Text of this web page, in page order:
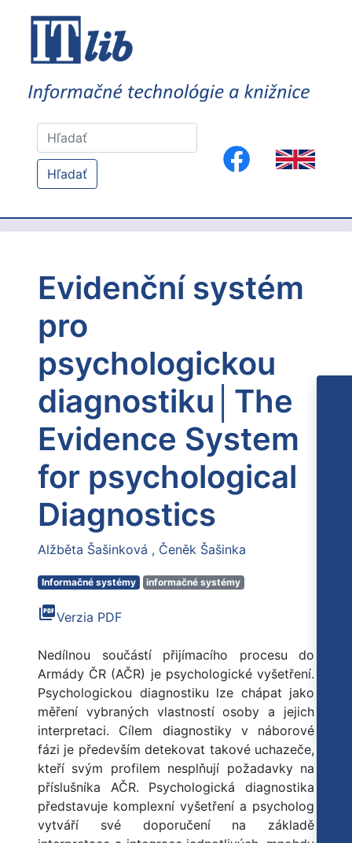
Hľadať
Evidenční systém
pro
psychologickou
diagnostiku│The
Evidence System
for psychological
Diagnostics
Alžběta Šašinková Čeněk Šašinka
Informačné systémy informačné systémy
picture_as_pdfVerzia PDF
Nedílnou součástí přijímacího procesu do
Armády ČR (AČR) je psychologické vyšetření.
Psychologickou diagnostiku lze chápat jako
měření vybraných vlastností osoby a jejich
interpretaci. Cílem diagnostiky v náborové
fázi je především detekovat takové uchazeče,
kteří svým profilem nesplňují požadavky na
příslušníka AČR. Psychologická diagnostika
představuje komplexní vyšetření a psycholog
vytváří své doporučení na základě